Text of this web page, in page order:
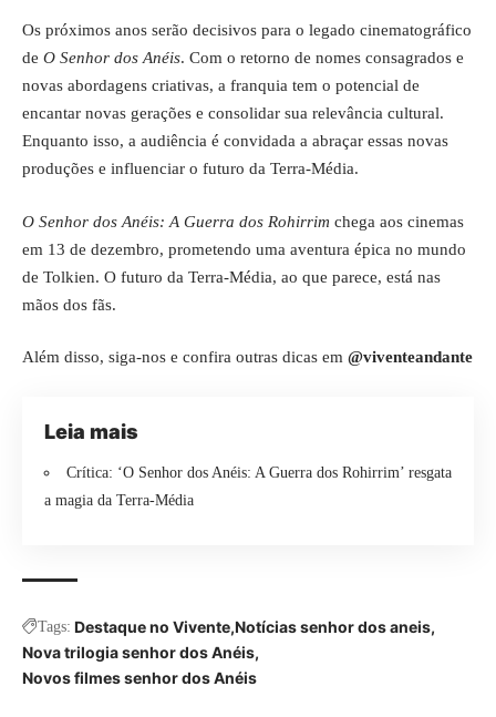
Os próximos anos serão decisivos para o legado cinematográfico
de O Senhor dos Anéis. Com o retorno de nomes consagrados e
novas abordagens criativas, a franquia tem o potencial de
encantar novas gerações e consolidar sua relevância cultural.
Enquanto isso, a audiência é convidada a abraçar essas novas
produções e influenciar o futuro da Terra-Média.
O Senhor dos Anéis: A Guerra dos Rohirrim chega aos cinemas
em 13 de dezembro, prometendo uma aventura épica no mundo
de Tolkien. O futuro da Terra-Média, ao que parece, está nas
mãos dos fãs.
Além disso, siga-nos e confira outras dicas em @viventeandante
Leia mais
Crítica: ‘O Senhor dos Anéis: A Guerra dos Rohirrim’ resgata
a magia da Terra-Média
Tags: Destaque no Vivente Notícias senhor dos aneis
Nova trilogia senhor dos Anéis
Novos filmes senhor dos Anéis